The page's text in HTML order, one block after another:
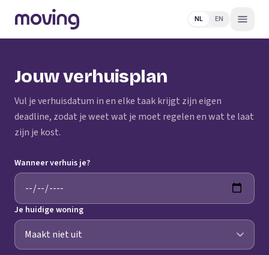
NL EN
Jouw verhuisplan
Vul je verhuisdatum in en elke taak krijgt zijn eigen
deadline, zodat je weet wat je moet regelen en wat te laat
zijn je kost.
Wanneer verhuis je?
Je huidige woning